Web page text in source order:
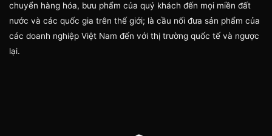
chuyển hàng hóa, bưu phẩm của quý khách đến mọi miền đất
nước và các quốc gia trên thế giới; là cầu nối đưa sản phẩm của
các doanh nghiệp Việt Nam đến với thị trường quốc tế và ngược
lại.